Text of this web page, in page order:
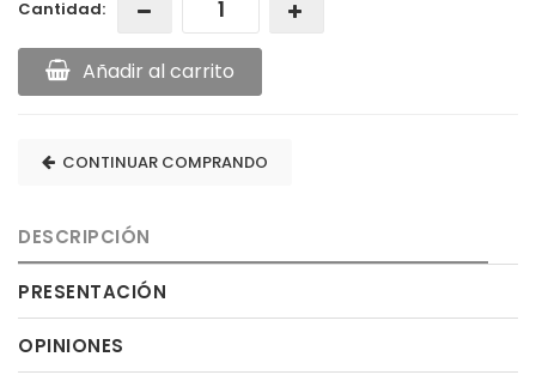
Cantidad:
Añadir al carrito
CONTINUAR COMPRANDO
DESCRIPCIÓN
PRESENTACIÓN
OPINIONES